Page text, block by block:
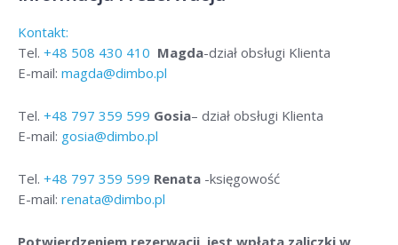
Kontakt:
Tel. +48 508 430 410 Magda-dział obsługi Klienta
E-mail: magda@dimbo.pl
Tel. +48 797 359 599 Gosia– dział obsługi Klienta
E-mail: gosia@dimbo.pl
Tel. +48 797 359 599 Renata -księgowość
E-mail: renata@dimbo.pl